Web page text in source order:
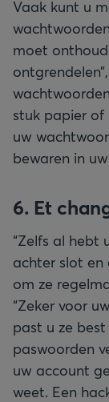
Vaak kunt u
moet
stuk papier of
uw
bewaren in
6. Et
“Zelfs al hebt
achter slot
om ze
“Zeker voor
past u ze
paswoorden
uw account
weet. Een